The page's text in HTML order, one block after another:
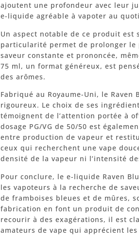
ajoutent une profondeur avec leur
e-liquide agréable à vapoter au
Un aspect notable de ce produit est
particularité permet de prolonger
saveur constante et prononcée,
75 ml, un format généreux, est
des arômes.
Fabriqué au Royaume-Uni, le
rigoureux. Le choix de ses
témoignent de l’attention portée à
dosage PG/VG de 50/50 est
entre production de vapeur et
ceux qui recherchent une vape
densité de la vapeur ni l’intensité
Pour conclure, le e-liquide Raven
les vapoteurs à la recherche de
de framboises bleues et de mûres,
fabrication en font un produit de
recourir à des exagérations, il est
amateurs de vape qui apprécient